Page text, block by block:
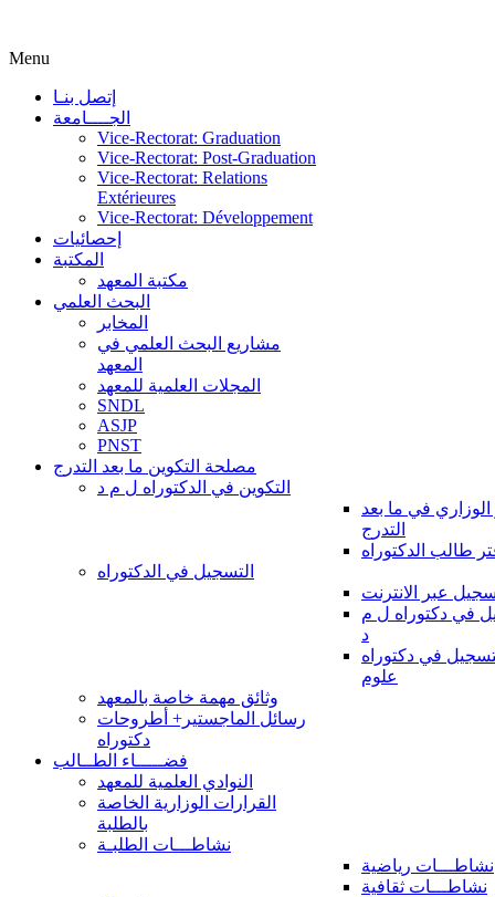
Menu
إتصل بنـا
الجــــامعة
Vice-Rectorat: Graduation
Vice-Rectorat: Post-Graduation
Vice-Rectorat: Relations
Extérieures
Vice-Rectorat: Développement
إحصائيات
المكتبة
مكتبة المعهد
البحث العلمي
المخابر
مشاريع البحث العلمي في
المعهد
المجلات العلمية للمعهد
SNDL
ASJP
PNST
مصلحة التكوين ما بعد التدرج
التكوين في الدكتوراه ل م د
الوزاري في ما بعد
التدرج
طالب الدكتوراه
التسجيل في الدكتوراه
عبر الانترنت
في دكتوراه ل م
د
في دكتوراه
علوم
وثائق مهمة خاصة بالمعهد
رسائل الماجستير+ أطروحات
دكتوراه
فضـــــاء الطــالب
النوادي العلمية للمعهد
القرارات الوزارية الخاصة
بالطلبة
نشاطـــات الطلبـة
نشاطـــات رياضية
نشاطـــات ثقافية